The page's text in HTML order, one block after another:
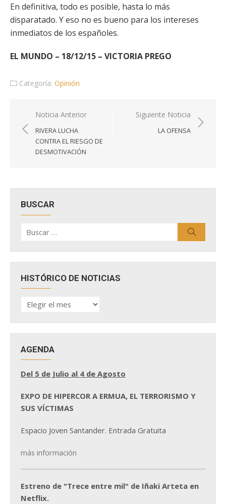
En definitiva, todo es posible, hasta lo más
disparatado. Y eso no es bueno para los intereses
inmediatos de los españoles.
EL MUNDO – 18/12/15 – VICTORIA PREGO
Categoría: Opinión
Navegación
de
entradas
Noticia Anterior
RIVERA LUCHA
CONTRA EL RIESGO DE
DESMOTIVACIÓN
Siguiente Noticia
LA OFENSA
BUSCAR
por:
HISTÓRICO DE NOTICIAS
HISTÓRICO
DE
AGENDA
Del 5 de Julio al 4 de Agosto
EXPO DE HIPERCOR A ERMUA, EL TERRORISMO Y
SUS VÍCTIMAS
Espacio Joven Santander. Entrada Gratuita
más información
Estreno de "Trece entre mil" de Iñaki Arteta en
Netflix.